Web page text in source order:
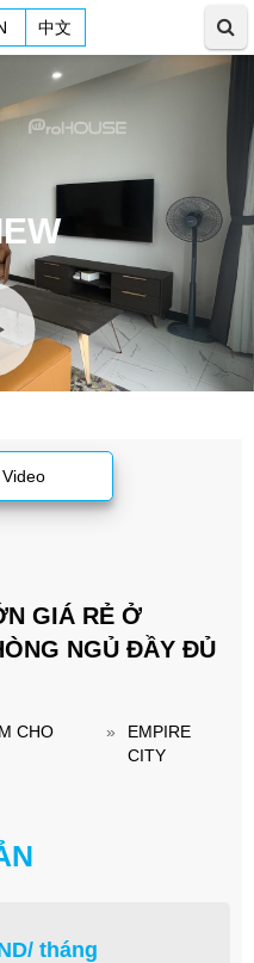
中文
Video
GIÁ RẺ Ở
NGỦ ĐẦY ĐỦ
CHO
»
EMPIRE
CITY
tháng